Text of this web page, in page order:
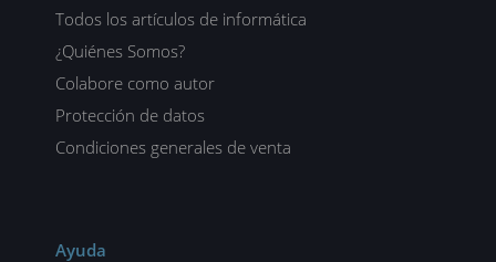
Todos los artículos de informática
¿Quiénes Somos?
Colabore como autor
Protección de datos
Condiciones generales de venta
Ayuda